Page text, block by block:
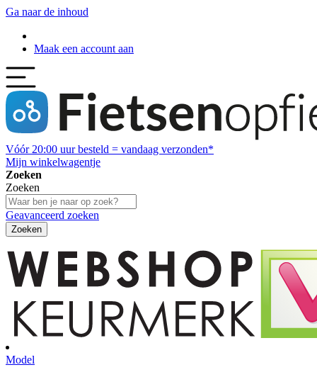
Ga naar de inhoud
Maak een account aan
Vóór 20:00 uur besteld = vandaag verzonden*
Mijn winkelwagentje
Zoeken
Zoeken
Geavanceerd zoeken
Zoeken
Model